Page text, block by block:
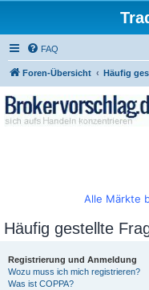
FAQ
Foren-Übersicht Häufig
Alle Märkte
Häufig gestellte
Registrierung und Anmeldung
Wozu muss ich mich registrieren?
Was ist COPPA?